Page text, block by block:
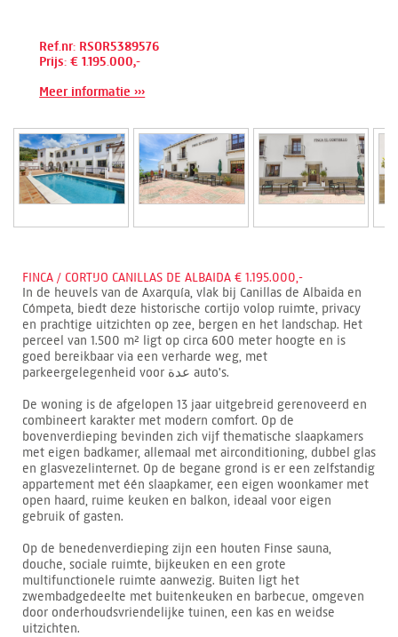
Ref.nr: RSOR5389576
Prijs: € 1.195.000,-
Meer informatie ›››
FINCA / CORTIJO CANILLAS DE ALBAIDA € 1.195.000,-
In de heuvels van de Axarquía, vlak bij Canillas de Albaida en
Cómpeta, biedt deze historische cortijo volop ruimte, privacy
en prachtige uitzichten op zee, bergen en het landschap. Het
perceel van 1.500 m² ligt op circa 600 meter hoogte en is
goed bereikbaar via een verharde weg, met
parkeergelegenheid voor عدة auto's.
De woning is de afgelopen 13 jaar uitgebreid gerenoveerd en
combineert karakter met modern comfort. Op de
bovenverdieping bevinden zich vijf thematische slaapkamers
met eigen badkamer, allemaal met airconditioning, dubbel glas
en glasvezelinternet. Op de begane grond is er een zelfstandig
appartement met één slaapkamer, een eigen woonkamer met
open haard, ruime keuken en balkon, ideaal voor eigen
gebruik of gasten.
Op de benedenverdieping zijn een houten Finse sauna,
douche, sociale ruimte, bijkeuken en een grote
multifunctionele ruimte aanwezig. Buiten ligt het
zwembadgedeelte met buitenkeuken en barbecue, omgeven
door onderhoudsvriendelijke tuinen, een kas en weidse
uitzichten.